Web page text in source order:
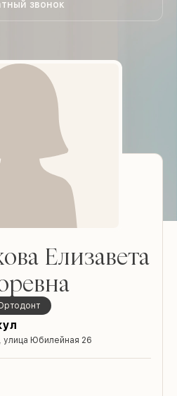
звонок
Елизавета
Ортодонт
Юбилейная 26